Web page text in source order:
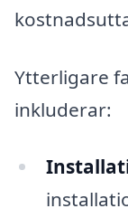
Ytterligare
inkluderar: